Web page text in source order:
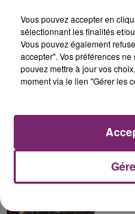
158
partis
Vous pouvez accepter en
sélectionnant les finalités et/
Vous pouvez également
accepter". Vos préférences
pouvez mettre à jour vos
moment via le lien "Gérer les